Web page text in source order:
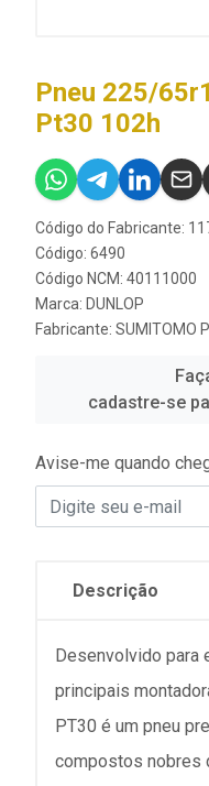
Pneu 225/
Pt30 102h
Código do Fabricante:
Código: 6490
Código NCM: 40111000
Marca: DUNLOP
Fabricante: SUMITOMO
cadastre-se
Avise-me quando
Descrição
Desenvolvido para
principais
PT30 é um pneu
compostos nobres